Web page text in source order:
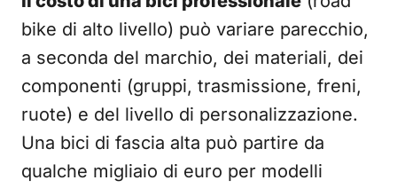
bike di alto livello) può variare parecchio,
a seconda del marchio, dei materiali, dei
componenti (gruppi, trasmissione, freni,
ruote) e del livello di personalizzazione.
Una bici di fascia alta può partire da
qualche migliaio di euro per modelli